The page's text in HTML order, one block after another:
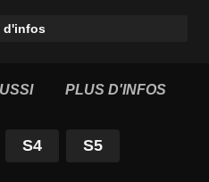
d'infos
PLUS D'INFOS
S4 S5